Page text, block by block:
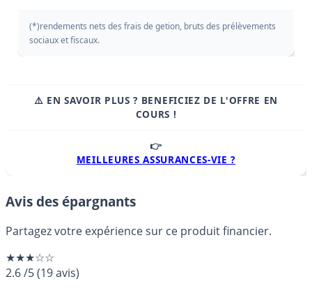
(*)rendements nets des frais de getion, bruts des prélèvements
sociaux et fiscaux.
⚠️ EN SAVOIR PLUS ? BENEFICIEZ DE L'OFFRE EN
COURS !
👉
MEILLEURES ASSURANCES-VIE ?
Avis des épargnants
Partagez votre expérience sur ce produit financier.
★★★☆☆
2.6/5(19avis)